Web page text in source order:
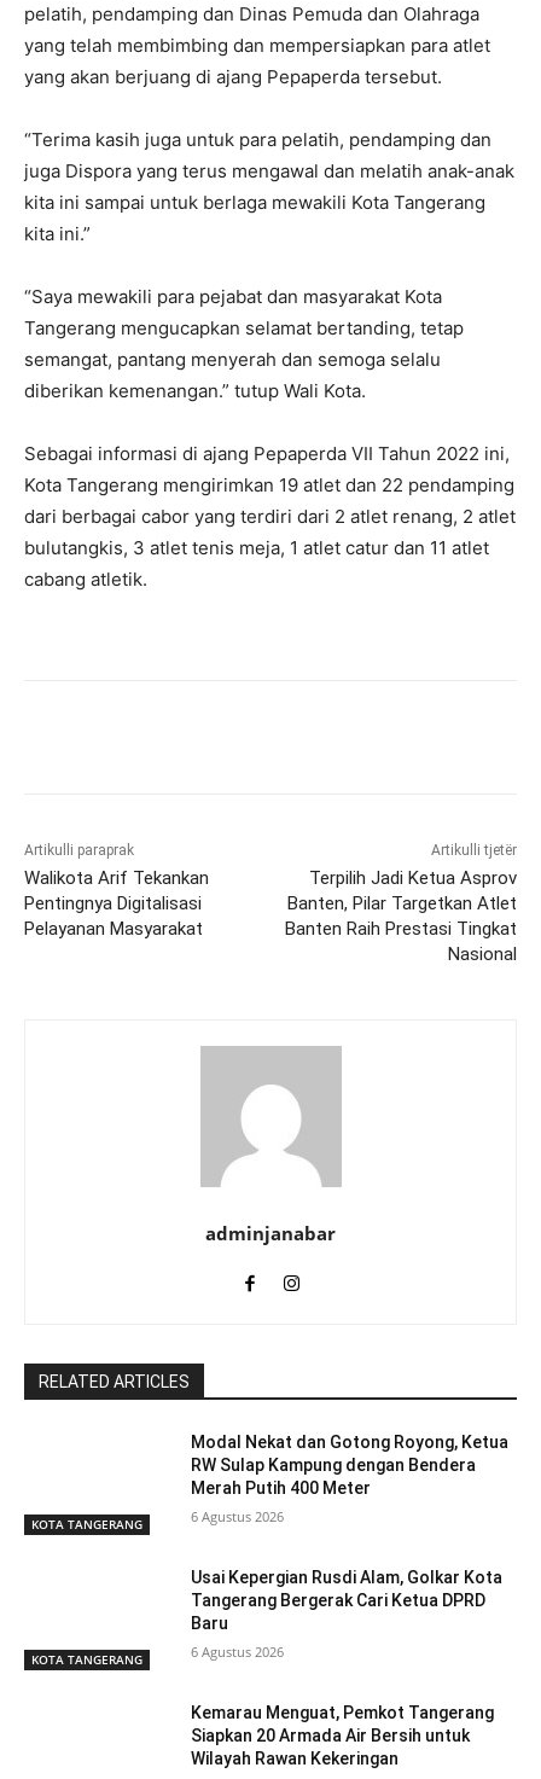
pelatih, pendamping dan Dinas Pemuda dan Olahraga
yang telah membimbing dan mempersiapkan para atlet
yang akan berjuang di ajang Pepaperda tersebut.
“Terima kasih juga untuk para pelatih, pendamping dan
juga Dispora yang terus mengawal dan melatih anak-anak
kita ini sampai untuk berlaga mewakili Kota Tangerang
kita ini.”
“Saya mewakili para pejabat dan masyarakat Kota
Tangerang mengucapkan selamat bertanding, tetap
semangat, pantang menyerah dan semoga selalu
diberikan kemenangan.” tutup Wali Kota.
Sebagai informasi di ajang Pepaperda VII Tahun 2022 ini,
Kota Tangerang mengirimkan 19 atlet dan 22 pendamping
dari berbagai cabor yang terdiri dari 2 atlet renang, 2 atlet
bulutangkis, 3 atlet tenis meja, 1 atlet catur dan 11 atlet
cabang atletik.
Artikulli paraprak
Walikota Arif Tekankan
Pentingnya Digitalisasi
Pelayanan Masyarakat
Artikulli tjetër
Terpilih Jadi Ketua Asprov
Banten, Pilar Targetkan Atlet
Banten Raih Prestasi Tingkat
Nasional
adminjanabar
RELATED ARTICLES
KOTA TANGERANG
Modal Nekat dan Gotong Royong, Ketua
RW Sulap Kampung dengan Bendera
Merah Putih 400 Meter
6 Agustus 2026
KOTA TANGERANG
Usai Kepergian Rusdi Alam, Golkar Kota
Tangerang Bergerak Cari Ketua DPRD
Baru
6 Agustus 2026
Kemarau Menguat, Pemkot Tangerang
Siapkan 20 Armada Air Bersih untuk
Wilayah Rawan Kekeringan